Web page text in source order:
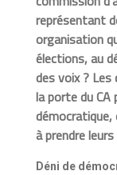
représentant
organisation
élections, au
des voix ? Les
la porte du CA
démocratique,
à prendre
Déni de